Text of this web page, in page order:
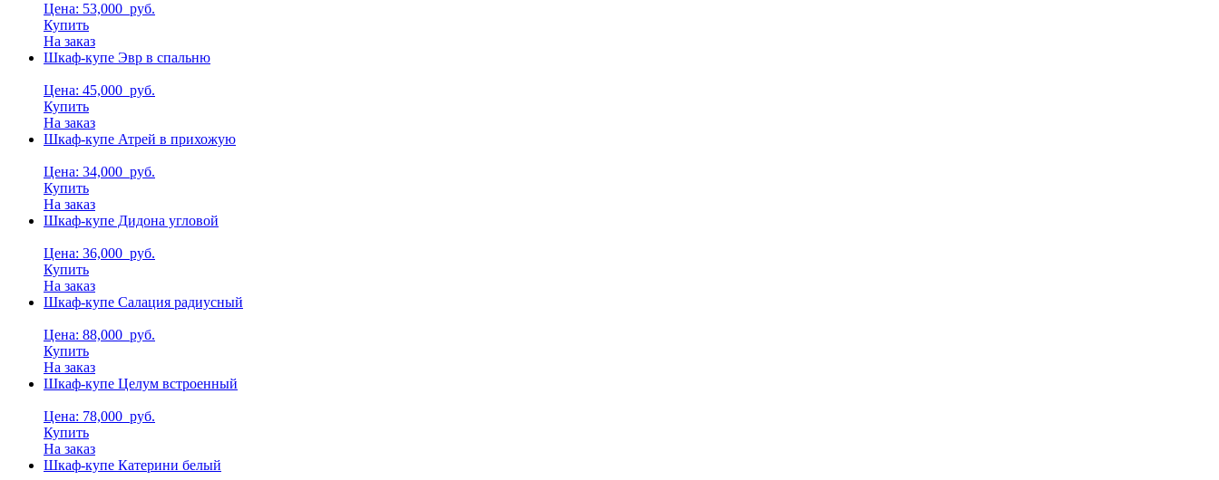
Цена: 53,000 руб.
Купить
На заказ
Шкаф-купе Эвр в спальню
Цена: 45,000 руб.
Купить
На заказ
Шкаф-купе Атрей в прихожую
Цена: 34,000 руб.
Купить
На заказ
Шкаф-купе Дидона угловой
Цена: 36,000 руб.
Купить
На заказ
Шкаф-купе Салация радиусный
Цена: 88,000 руб.
Купить
На заказ
Шкаф-купе Целум встроенный
Цена: 78,000 руб.
Купить
На заказ
Шкаф-купе Катерини белый